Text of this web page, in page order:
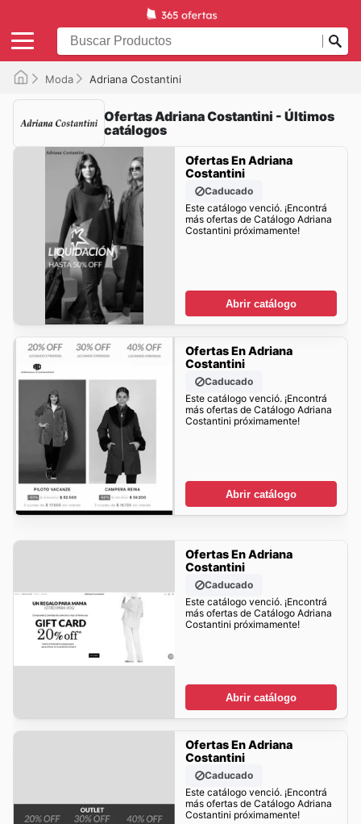
Moda Adriana Costantini
Ofertas Adriana Costantini - Últimos
catálogos
Ofertas En Adriana
Costantini
Caducado
Este catálogo venció. ¡Encontrá
más ofertas de Catálogo Adriana
Costantini próximamente!
Abrir catálogo
Ofertas En Adriana
Costantini
Caducado
Este catálogo venció. ¡Encontrá
más ofertas de Catálogo Adriana
Costantini próximamente!
Abrir catálogo
Ofertas En Adriana
Costantini
Caducado
Este catálogo venció. ¡Encontrá
más ofertas de Catálogo Adriana
Costantini próximamente!
Abrir catálogo
Ofertas En Adriana
Costantini
Caducado
Este catálogo venció. ¡Encontrá
más ofertas de Catálogo Adriana
Costantini próximamente!